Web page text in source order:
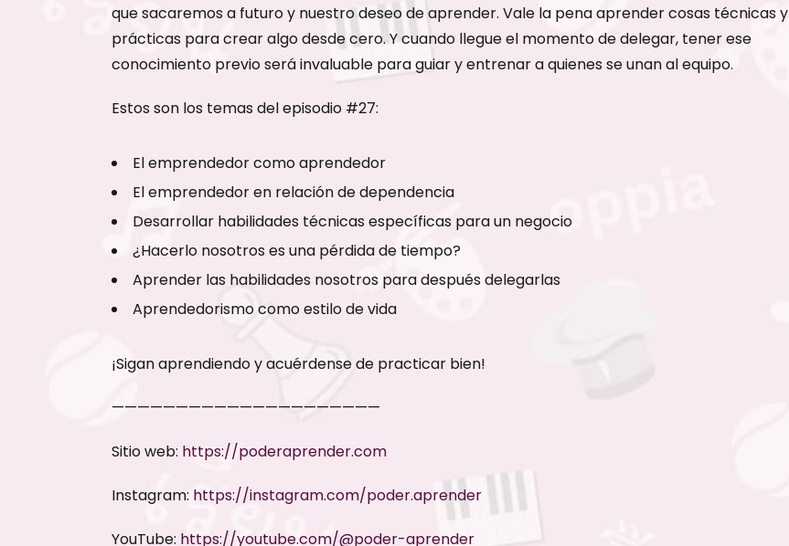
que sacaremos a futuro y nuestro deseo de aprender. Vale la pena aprender cosas técnicas y
prácticas para crear algo desde cero. Y cuando llegue el momento de delegar, tener ese
conocimiento previo será invaluable para guiar y entrenar a quienes se unan al equipo.
Estos son los temas del episodio #27:
El emprendedor como aprendedor
El emprendedor en relación de dependencia
Desarrollar habilidades técnicas específicas para un negocio
¿Hacerlo nosotros es una pérdida de tiempo?
Aprender las habilidades nosotros para después delegarlas
Aprendedorismo como estilo de vida
¡Sigan aprendiendo y acuérdense de practicar bien!
—————————————————————
Sitio web: https://poderaprender.com
Instagram: https://instagram.com/poder.aprender
YouTube: https://youtube.com/@poder-aprender